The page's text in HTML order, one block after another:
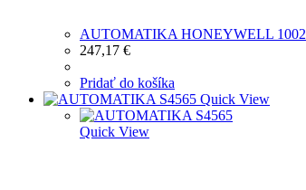
AUTOMATIKA HONEYWELL 1002
247,17 €
Pridať do košíka
Quick View
Quick View